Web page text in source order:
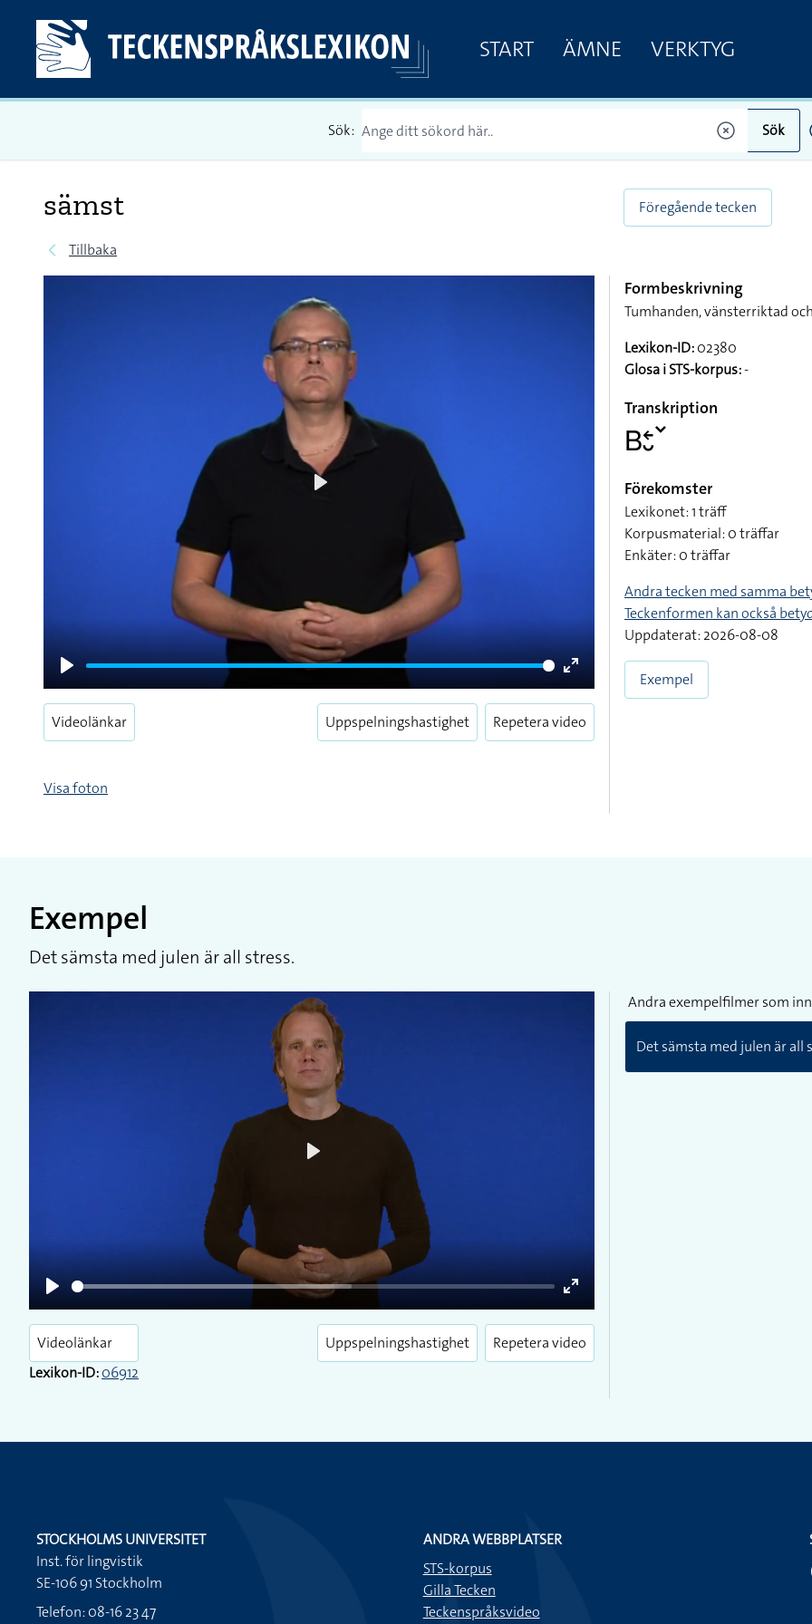
START ÄMNE VERKTYG
Sök: Sök
sämst
Tillbaka
Föregående tecken
Play
Enter
fullscreen
Videolänkar Uppspelningshastighet Repetera video
Visa foton
Formbeskrivning
Tumhanden, vänsterriktad
Lexikon-ID:02380
Glosa i STS-korpus:-
Transkription
􌤧􌥓􌤷􌥧
Förekomster
Lexikonet: 1 träff
Korpusmaterial: 0 träffar
Enkäter: 0 träffar
Andra tecken med samma
Teckenformen kan också
Uppdaterat: 2026-08-08
Exempel
Exempel
Det sämsta med julen är all stress.
Play
Enter
fullscreen
Videolänkar
Lexikon-ID:06912
Uppspelningshastighet Repetera video
Andra exempelfilmer som
Det sämsta med julen är all
STOCKHOLMS UNIVERSITET
Inst. för lingvistik
SE-106 91 Stockholm
Telefon: 08-16 23 47
ANDRA WEBBPLATSER
STS-korpus
Gilla Tecken
Teckenspråksvideo